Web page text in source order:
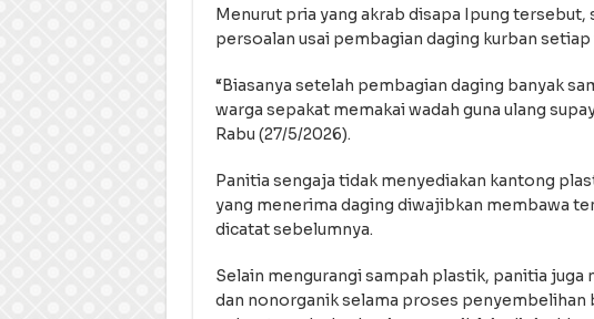
Menurut pria yang akrab disapa Ipung
persoalan usai pembagian daging kurban setiap
“Biasanya setelah pembagian daging banyak
warga sepakat memakai wadah guna ulang
Rabu (27/5/2026).
Panitia sengaja tidak menyediakan kantong
yang menerima daging diwajibkan membawa
dicatat sebelumnya.
Selain mengurangi sampah plastik, panitia
dan nonorganik selama proses penyembelihan